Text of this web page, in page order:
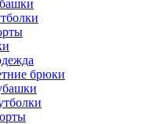
брюки